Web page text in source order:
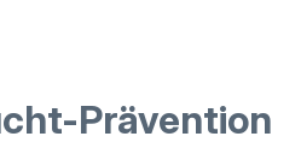
Prävention